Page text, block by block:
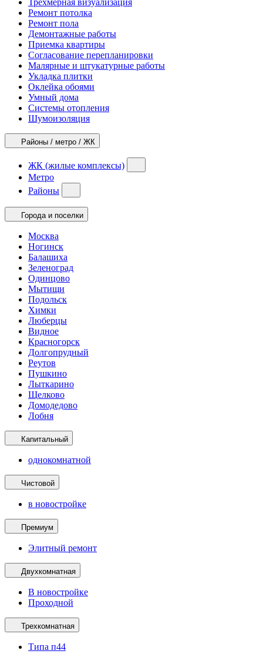
Трехмерная визуализация
Ремонт потолка
Ремонт пола
Демонтажные работы
Приемка квартиры
Согласование перепланировки
Малярные и штукатурные работы
Укладка плитки
Оклейка обоями
Умный дома
Системы отопления
Шумоизоляция
Районы / метро / ЖК
ЖК (жилые комплексы)
Метро
Районы
Города и поселки
Москва
Ногинск
Балашиха
Зеленоград
Одинцово
Мытищи
Подольск
Химки
Люберцы
Видное
Красногорск
Долгопрудный
Реутов
Пушкино
Лыткарино
Щелково
Домодедово
Лобня
Капитальный
однокомнатной
Чистовой
в новостройке
Премиум
Элитный ремонт
Двухкомнатная
В новостройке
Проходной
Трехкомнатная
Типа п44